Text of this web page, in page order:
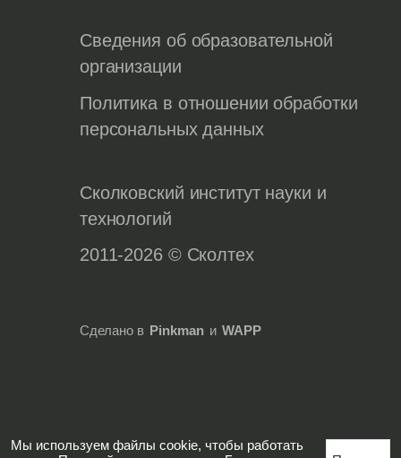
Сведения об образовательной
организации
Политика в отношении обработки
персональных данных
Сколковский институт науки и
технологий
2011-2026 © Сколтех
Сделано в Pinkman и WAPP
Мы используем файлы cookie, чтобы работать